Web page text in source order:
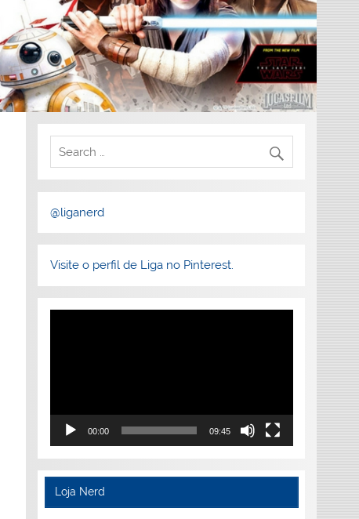
@liganerd
Visite o perfil de Liga no Pinterest.
Tocador
00:00 09:45
Loja Nerd